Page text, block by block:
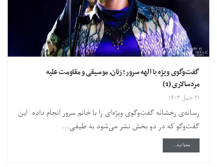
گفت‌وگوی ویژه با الهه سرور؛ زنان، موسیقی و مقاومت علیه
مردسالاری (1)
۲۱ حمل ۱۴۰۳
رسانه‌ی رخشانه گفت‌وگوی ویژ‌ه‌ای را با خانم سرور انجام داده. این
گفت‌وگو که در دو بخش نشر می‌شود به طیفی...
بخوانید...